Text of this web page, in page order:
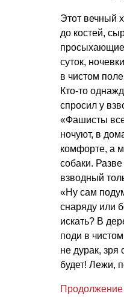
Этот вечный
до костей,
просыхающие
суток,
в чистом
Кто-то
спросил у
«Фашисты
ночуют, в
комфорте, а
собаки.
взводный
«Ну сам
снаряду или
искать? В
поди в
не дурак, зря
будет! Лежи,
Продолжение